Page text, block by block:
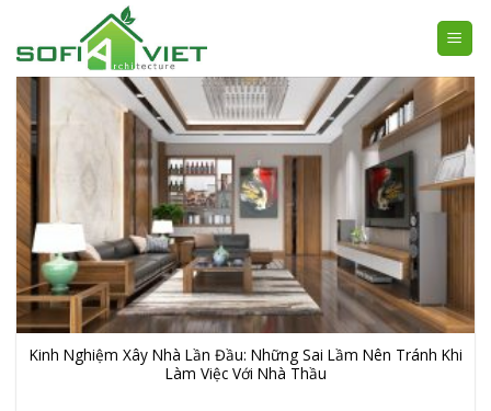
Kinh Nghiệm Xây Nhà Lần Đầu: Những Sai Lầm Nên Tránh Khi
Làm Việc Với Nhà Thầu